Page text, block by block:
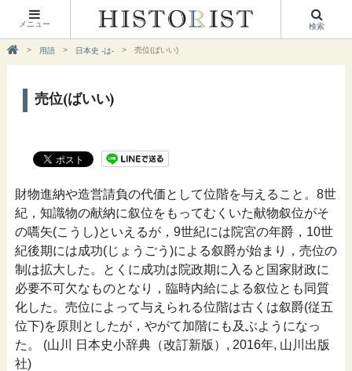
メニュー 検索
用語 日本史 -は- 売位(ばいい)
売位(ばいい)
財物進納や造営請負の代価として位階を与えること。8世
紀，知識物の献納に叙位をもってむくいた献物叙位がそ
の嚆矢(こうし)といえるが，9世紀には院宮の年爵，10世
紀後期には成功(じょうごう)による叙爵が始まり，売位の
制は拡大した。とくに成功は院政期に入ると国家財政に
必要不可欠なものとなり，臨時内給による叙位とも同質
化した。売位によって与えられる位階は古くは叙爵(従五
位下)を原則としたが，やがて加階にも及ぶようになっ
た。 (山川 日本史小辞典（改訂新版）, 2016年, 山川出版
社)